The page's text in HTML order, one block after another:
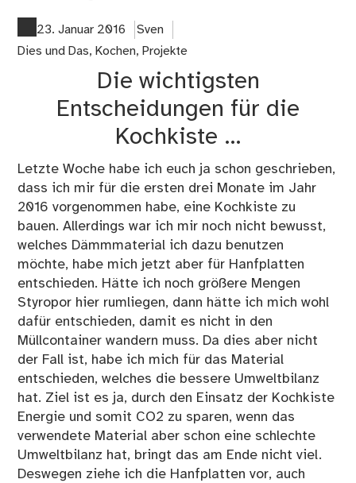
23. Januar 2016
Sven
Dies und Das, Kochen, Projekte
Die wichtigsten
Entscheidungen für die
Kochkiste …
Letzte Woche habe ich euch ja schon geschrieben,
dass ich mir für die ersten drei Monate im Jahr
2016 vorgenommen habe, eine Kochkiste zu
bauen. Allerdings war ich mir noch nicht bewusst,
welches Dämmmaterial ich dazu benutzen
möchte, habe mich jetzt aber für Hanfplatten
entschieden. Hätte ich noch größere Mengen
Styropor hier rumliegen, dann hätte ich mich wohl
dafür entschieden, damit es nicht in den
Müllcontainer wandern muss. Da dies aber nicht
der Fall ist, habe ich mich für das Material
entschieden, welches die bessere Umweltbilanz
hat. Ziel ist es ja, durch den Einsatz der Kochkiste
Energie und somit CO2 zu sparen, wenn das
verwendete Material aber schon eine schlechte
Umweltbilanz hat, bringt das am Ende nicht viel.
Deswegen ziehe ich die Hanfplatten vor, auch